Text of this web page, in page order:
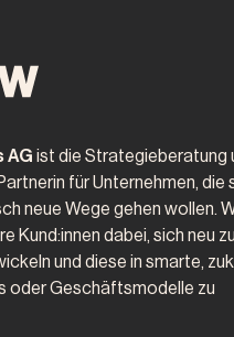
AG ist die Strategieberatung
für Unternehmen,
neue Wege gehen wollen.
Kund:innen dabei, sich neu
und diese in smarte,
oder Geschäftsmodelle zu